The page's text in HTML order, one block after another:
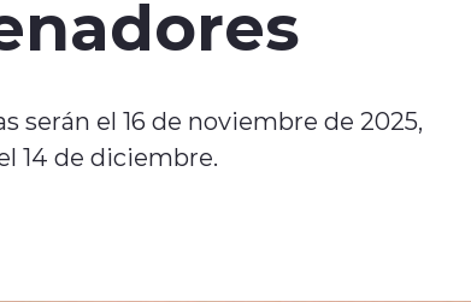
serán el 16 de noviembre de 2025,
14 de diciembre.